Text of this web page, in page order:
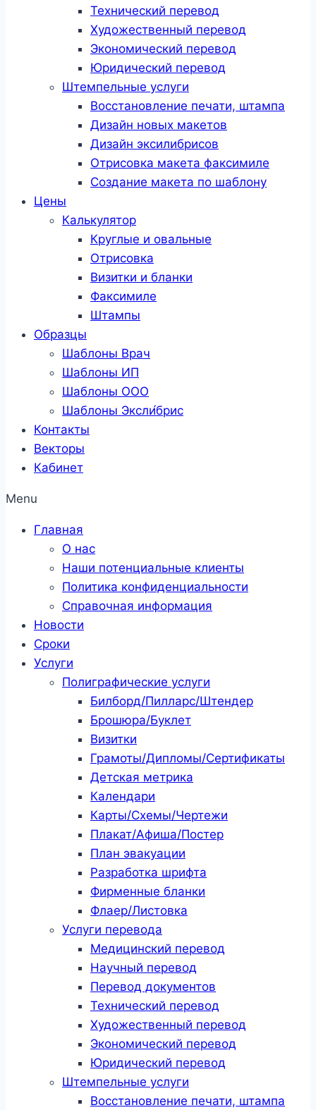
Технический перевод
Художественный перевод
Экономический перевод
Юридический перевод
Штемпельные услуги
Восстановление печати, штампа
Дизайн новых макетов
Дизайн эксилибрисов
Отрисовка макета факсимиле
Создание макета по шаблону
Цены
Калькулятор
Круглые и овальные
Отрисовка
Визитки и бланки
Факсимиле
Штампы
Образцы
Шаблоны Врач
Шаблоны ИП
Шаблоны ООО
Шаблоны Эксли́брис
Контакты
Векторы
Кабинет
Menu
Главная
О нас
Наши потенциальные клиенты
Политика конфиденциальности
Справочная информация
Новости
Сроки
Услуги
Полиграфические услуги
Билборд/Пилларс/Штендер
Брошюра/Буклет
Визитки
Грамоты/Дипломы/Сертификаты
Детская метрика
Календари
Карты/Схемы/Чертежи
Плакат/Афиша/Постер
План эвакуации
Разработка шрифта
Фирменные бланки
Флаер/Листовка
Услуги перевода
Медицинский перевод
Научный перевод
Перевод документов
Технический перевод
Художественный перевод
Экономический перевод
Юридический перевод
Штемпельные услуги
Восстановление печати, штампа